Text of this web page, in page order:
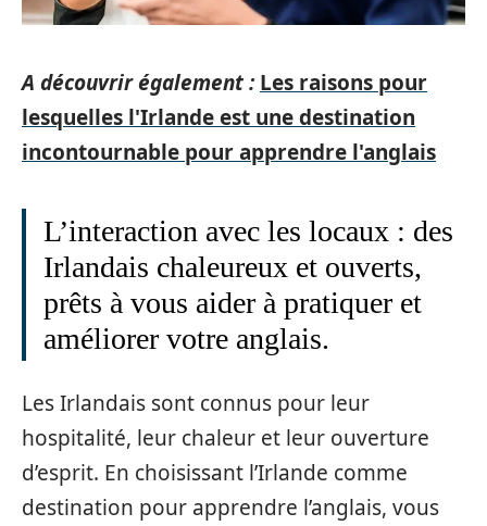
A découvrir également : Les raisons pour
lesquelles l'Irlande est une destination
incontournable pour apprendre l'anglais
L’interaction avec les locaux : des
Irlandais chaleureux et ouverts,
prêts à vous aider à pratiquer et
améliorer votre anglais.
Les Irlandais sont connus pour leur
hospitalité, leur chaleur et leur ouverture
d’esprit. En choisissant l’Irlande comme
destination pour apprendre l’anglais, vous